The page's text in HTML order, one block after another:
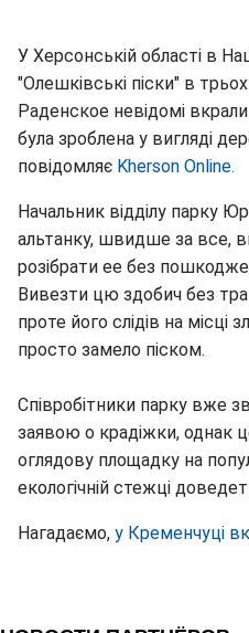
У Херсонській області в
"Олешківські піски" в
Раденское невідомі
була зроблена у вигляді
повідомляє Kherson Online.
Начальник відділу парку
альтанку, швидше за все,
розібрати ee без
Вивезти цю здобич без
проте його слідів на місці
просто замело піском.
Співробітники парку вже
заявою o крадіжки, однак
оглядову площадку на
екологічній стежці
Нагадаємо, у Кременчуці